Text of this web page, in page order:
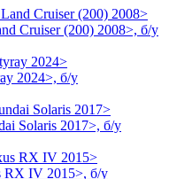
Cruiser (200) 2008>, б/у
2024>, б/у
Solaris 2017>, б/у
RX IV 2015>, б/у